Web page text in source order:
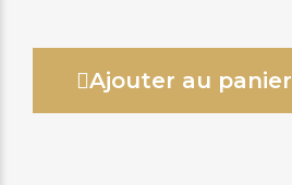
Ajouter au panier